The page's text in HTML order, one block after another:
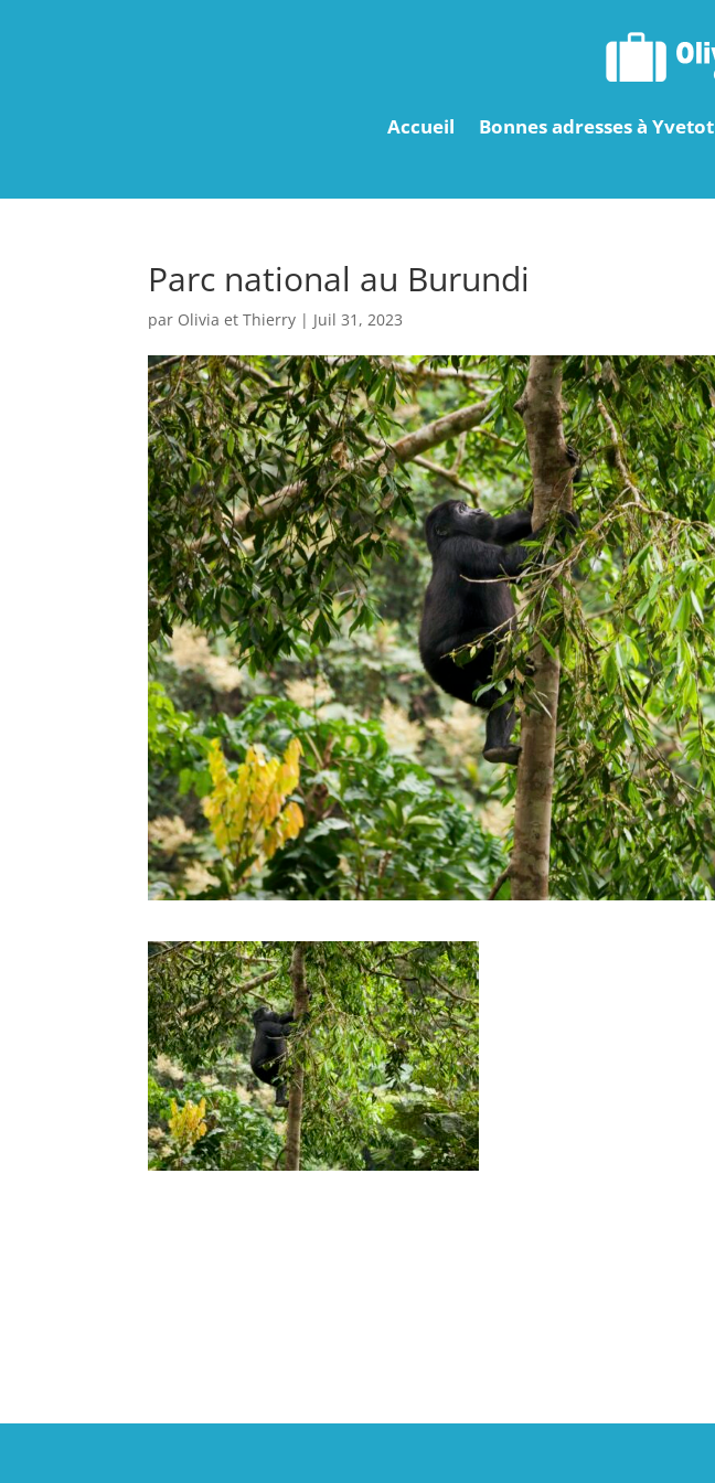
Accueil Bonnes adresses à Yvetot
Parc national au Burundi
par Olivia et Thierry | Juil 31, 2023